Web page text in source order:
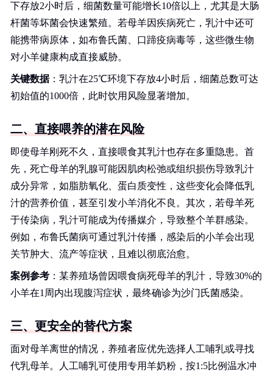
下存放2小时后，细菌数量可能增长10倍以上，尤其是大肠
杆菌等坏菌会快速繁殖。若母羊因疾病死亡，乳汁中还可
能携带病原体，如布鲁氏菌、口蹄疫病毒等，这些微生物
对小羊健康构成直接威胁。
关键数据：乳汁在25℃环境下存放4小时后，细菌总数可达
初始值的1000倍，此时饮用风险显著增加。
二、直接喂养的潜在风险
即使母羊刚死不久，直接喂食其乳汁也存在多重隐患。首
先，死亡母羊的乳腺可能因肌肉松弛或组织损伤导致乳汁
成分异常，如脂肪氧化、蛋白质变性，这些变化会降低乳
汁的营养价值，甚至引发小羊消化不良。其次，若母羊死
于传染病，乳汁可能成为传播媒介，导致整个羊群感染。
例如，布鲁氏菌病可通过乳汁传播，感染后的小羊会出现
关节肿大、流产等症状，且难以彻底治愈。
案例参考 ：某养殖场曾因喂食病死母羊的乳汁，导致30%的
小羊在1周内出现腹泻症状，最终确诊为沙门氏菌感染。
三、更安全的替代方案
面对母羊离世的情况，养殖者应优先选择人工哺乳或寻找
代乳母羊。人工哺乳可使用专用羊奶粉，按1:5比例温水冲